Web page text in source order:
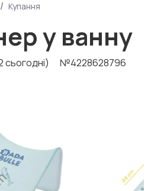
Купання
у ванну
сьогодні) №4228628796